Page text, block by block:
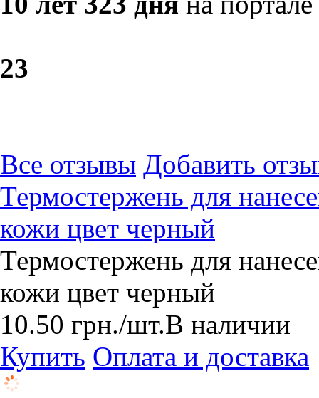
23
Все отзывы Добавить
Термостержень для
кожи цвет черный
Термостержень для
кожи цвет черный
10.50 грн./шт.В наличии
Купить Оплата и доставка